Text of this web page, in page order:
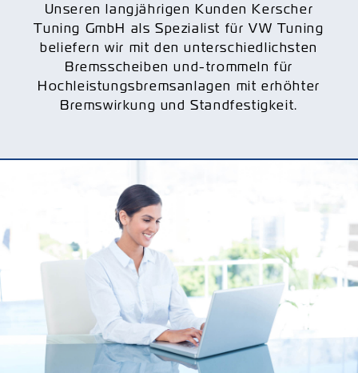
Unseren langjährigen Kunden Kerscher
Tuning GmbH als Spezialist für VW Tuning
beliefern wir mit den unterschiedlichsten
Bremsscheiben und-trommeln für
Hochleistungs­bremsanlagen mit erhöhter
Bremswirkung und Standfestigkeit.